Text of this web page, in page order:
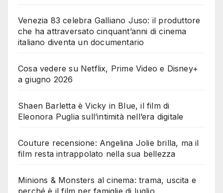
Venezia 83 celebra Galliano Juso: il produttore
che ha attraversato cinquant’anni di cinema
italiano diventa un documentario
Cosa vedere su Netflix, Prime Video e Disney+
a giugno 2026
Shaen Barletta è Vicky in Blue, il film di
Eleonora Puglia sull’intimità nell’era digitale
Couture recensione: Angelina Jolie brilla, ma il
film resta intrappolato nella sua bellezza
Minions & Monsters al cinema: trama, uscita e